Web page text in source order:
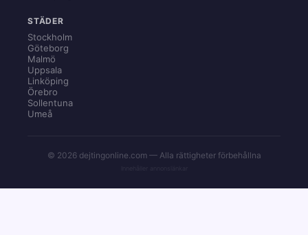
STÄDER
Stockholm
Göteborg
Malmö
Uppsala
Linköping
Örebro
Sollentuna
Umeå
© 2026 dejtingonline.com — Alla rättigheter förbehållna